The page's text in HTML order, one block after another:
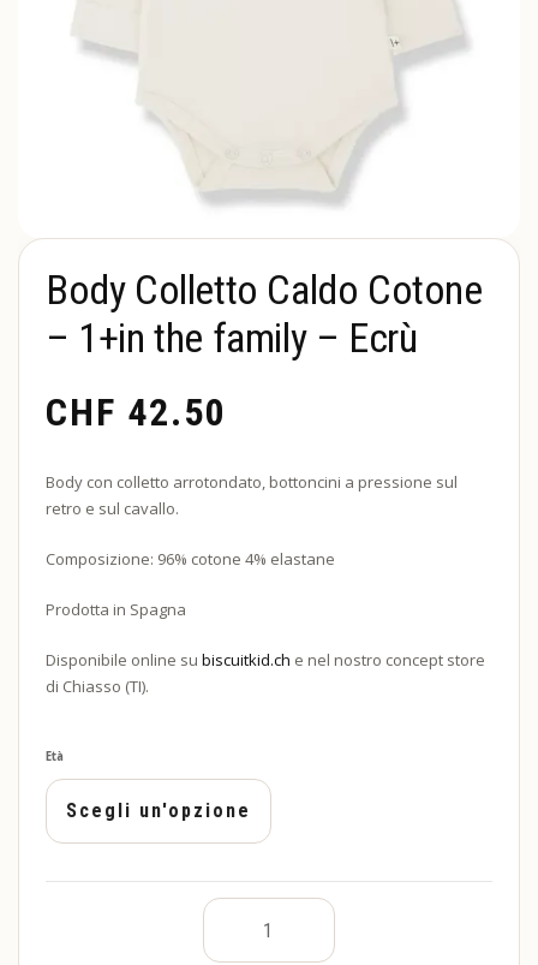
Body Colletto Caldo Cotone
– 1+in the family – Ecrù
CHF 42.50
Body con colletto arrotondato, bottoncini a pressione sul
retro e sul cavallo.
Composizione: 96% cotone 4% elastane
Prodotta in Spagna
Disponibile online su biscuitkid.ch e nel nostro concept store
di Chiasso (TI).
Età